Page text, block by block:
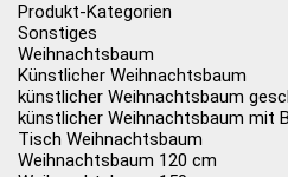
Produkt-Kategorien
Sonstiges
Weihnachtsbaum
Künstlicher Weihnachtsbaum
künstlicher Weihnachtsbaum
künstlicher Weihnachtsbaum mit
Tisch Weihnachtsbaum
Weihnachtsbaum 120 cm